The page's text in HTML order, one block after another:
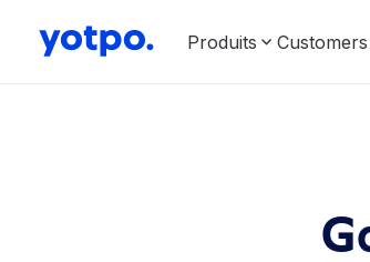
Produits